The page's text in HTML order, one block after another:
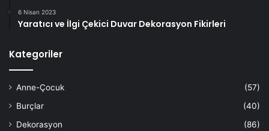
6 Nisan 2023
Yaratıcı ve İlgi Çekici Duvar Dekorasyon Fikirleri
Kategoriler
Anne-Çocuk
(57)
Burçlar
(40)
Dekorasyon
(86)